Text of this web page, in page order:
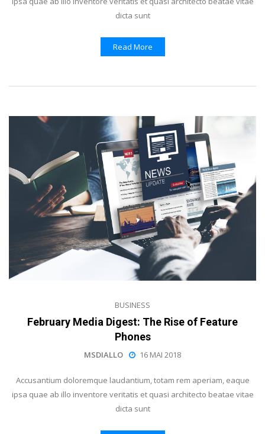
dicta sunt
Read More
BUSINESS
February Media Digest: The Rise of Feature
Phones
MSDIALLO 16 MAI 2018
Accusantium doloremque laudantium, totam rem aperiam, eaque
ipsa quae ab illo inventore veritatis et quasi architecto beatae vitae
dicta sunt